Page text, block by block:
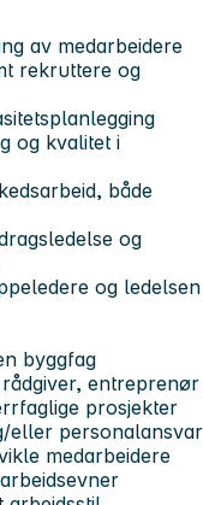
av medarbeidere
rekruttere og
og kvalitet i
både
og
og ledelsen
byggfag
entreprenør
prosjekter
eller personalansvar
medarbeidere